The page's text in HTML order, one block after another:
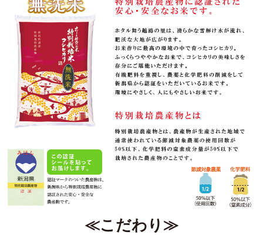
≪こだわり≫